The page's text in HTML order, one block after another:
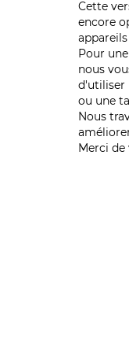
Cette
encore
Pour
nous
d'utiliser
ou une
Nous
Merci